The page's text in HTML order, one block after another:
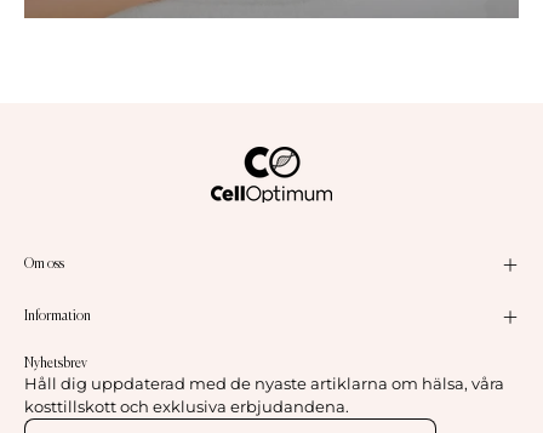
Om oss
Information
Nyhetsbrev
Håll dig uppdaterad med de nyaste artiklarna om hälsa, våra
kosttillskott och exklusiva erbjudandena.